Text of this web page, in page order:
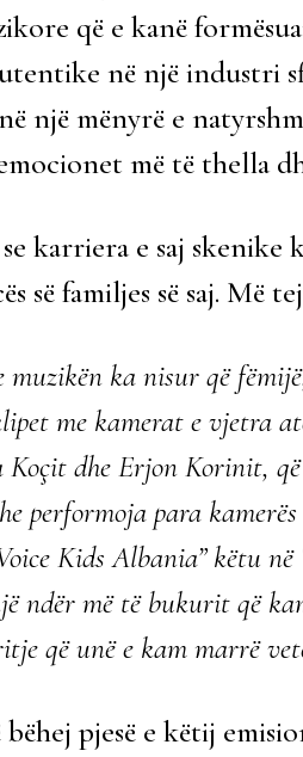
që e kanë
në një industri
një mënyrë e
më të thella
karriera e saj skenike
së familjes së saj. Më
muzikën ka nisur që
me kamerat e vjetra
Koçit dhe Erjon Korinit,
performoja para
Kids Albania” këtu
ndër më të bukurit që
që unë e kam marrë
pjesë e këtij